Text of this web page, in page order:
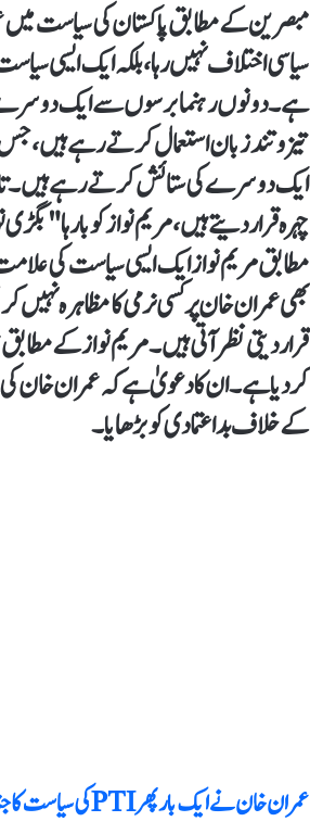
مبصرین کے مطابق پاکستان کی سیاست میں
سیاسی اختلاف نہیں رہا، بلکہ ایک ایسی
ہے۔ دونوں رہنما برسوں سے ایک دوسرے
تیز و تند زبان استعمال کرتے رہے ہیں، جس
ایک دوسرے کی ستائش کرتے رہے ہیں۔
چہرہ قرار دیتے ہیں، مریم نواز کو
مطابق مریم نواز ایک ایسی سیاست کی
بھی عمران خان پر کسی نرمی کا مظاہرہ
قرار دیتی نظر آتی ہیں۔ مریم نواز کے
کر دیا ہے۔ ان کا دعویٰ ہے کہ عمران خان
کے خلاف بداعتمادی کو بڑھایا۔
عمران خان نے ایک بار پھر PTIکی سیاست کا جنازہ کیسے نکالا؟